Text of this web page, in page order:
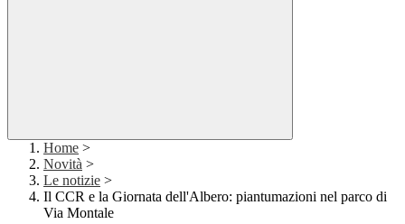
Home >
Novità >
Le notizie >
Il CCR e la Giornata dell'Albero: piantumazioni nel parco di
Via Montale